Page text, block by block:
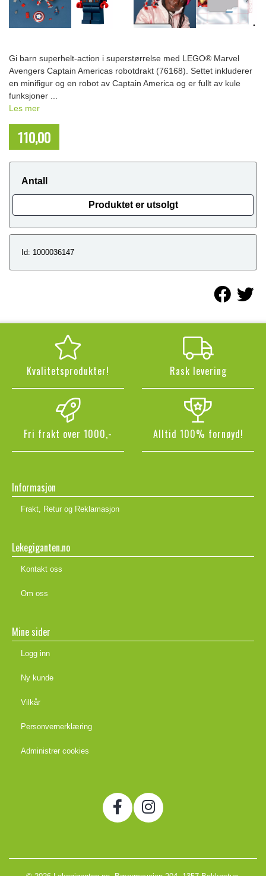
Gi barn superhelt-action i superstørrelse med LEGO® Marvel
Avengers Captain Americas robotdrakt (76168). Settet inkluderer
en minifigur og en robot av Captain America og er fullt av kule
funksjoner ...
Les mer
110,00
Antall
Produktet er utsolgt
Id: 1000036147
Kvalitetsprodukter! Rask levering
Fri frakt over 1000,- Alltid 100% fornøyd!
Informasjon
Frakt, Retur og Reklamasjon
Lekegiganten.no
Kontakt oss
Om oss
Mine sider
Logg inn
Ny kunde
Vilkår
Personvernerklæring
Administrer cookies